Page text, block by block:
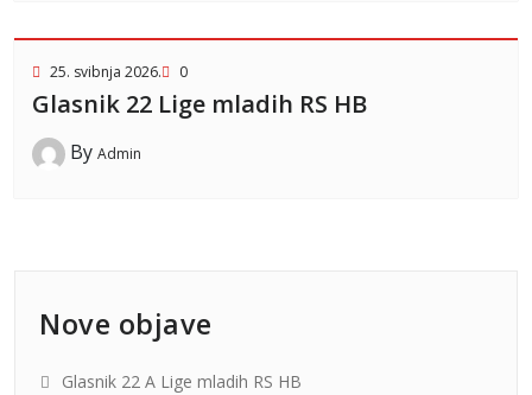
25. svibnja 2026. 0
Glasnik 22 Lige mladih RS HB
By Admin
Nove objave
Glasnik 22 A Lige mladih RS HB